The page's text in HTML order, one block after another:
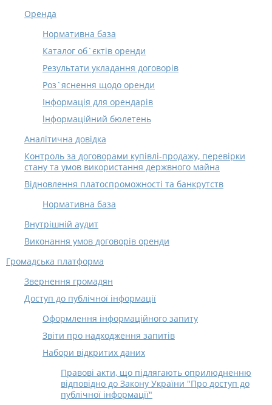
Оренда
Нормативна база
Каталог об`єктів оренди
Результати укладання договорів
Роз`яснення щодо оренди
Інформація для орендарів
lнформацiйний бюлетень
Аналітична довідка
Контроль за договорами купівлі-продажу, перевірки
стану та умов використання держвного майна
Відновлення платоспроможності та банкрутств
Нормативна база
Внутрішній аудит
Виконання умов договорів оренди
Громадська платформа
Звернення громадян
Доступ до публічної інформації
Оформлення інформаційного запиту
Звіти про надходження запитів
Набори відкритих даних
Правові акти, що підлягають оприлюдненню
відповідно до Закону України "Про доступ до
публічної інформації"